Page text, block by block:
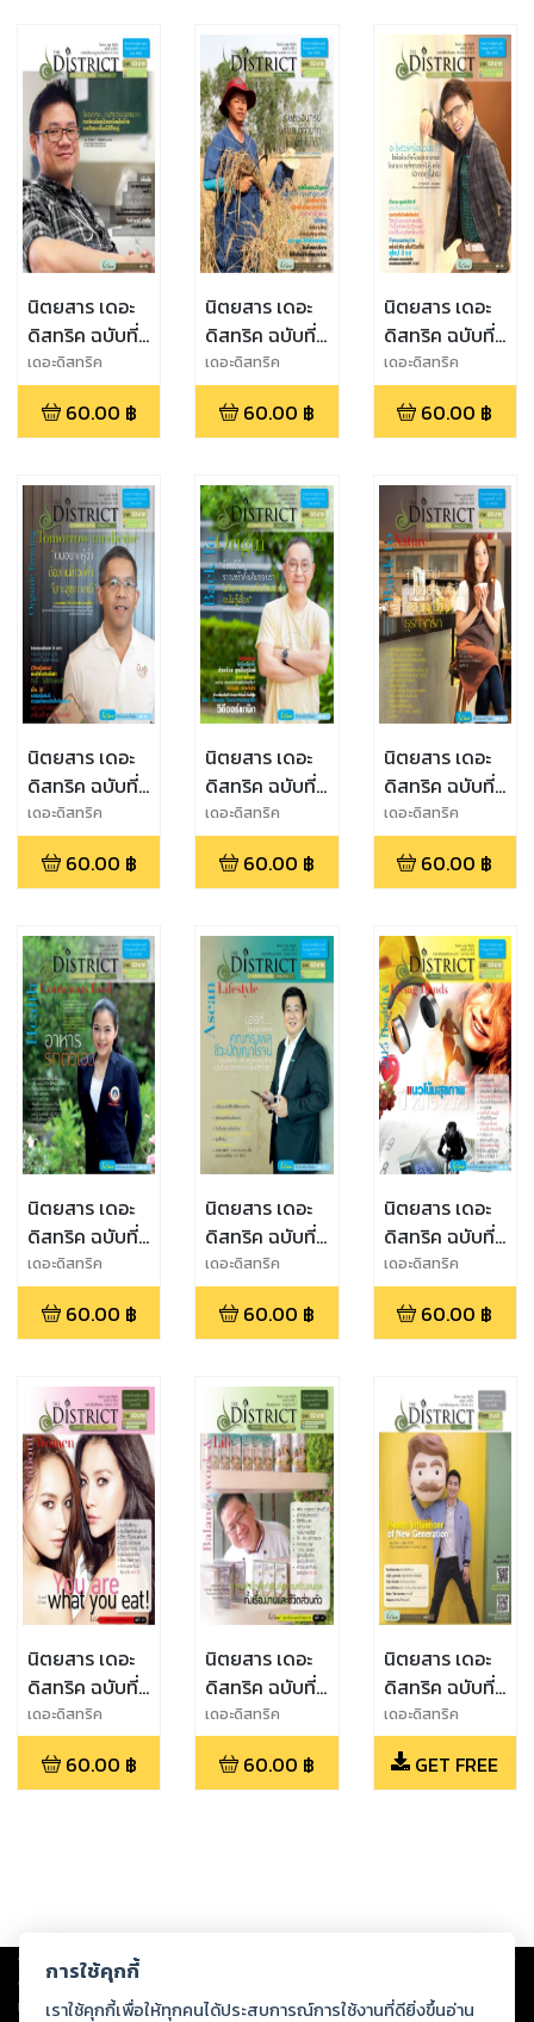
นิตยสาร เดอะ
ดิสทริค ฉบับที่
20 ปีที่ 5
เดอะดิสทริค
60.00 ฿
นิตยสาร เดอะ
ดิสทริค ฉบับที่
19 ปีที่ 5
เดอะดิสทริค
60.00 ฿
นิตยสาร เดอะ
ดิสทริค ฉบับที่
18 ปีที่ 4
เดอะดิสทริค
60.00 ฿
นิตยสาร เดอะ
ดิสทริค ฉบับที่
17 ปีที่ 4
เดอะดิสทริค
60.00 ฿
นิตยสาร เดอะ
ดิสทริค ฉบับที่
16 ปีที่ 4
เดอะดิสทริค
60.00 ฿
นิตยสาร เดอะ
ดิสทริค ฉบับที่
15 ปีที่ 3
เดอะดิสทริค
60.00 ฿
นิตยสาร เดอะ
ดิสทริค ฉบับที่
14 ปีที่ 3
เดอะดิสทริค
60.00 ฿
นิตยสาร เดอะ
ดิสทริค ฉบับที่
13 ปีที่ 3
เดอะดิสทริค
60.00 ฿
นิตยสาร เดอะ
ดิสทริค ฉบับที่
12 ปีที่ 2
เดอะดิสทริค
60.00 ฿
นิตยสาร เดอะ
ดิสทริค ฉบับที่
11 ปีที่ 2
เดอะดิสทริค
60.00 ฿
นิตยสาร เดอะ
ดิสทริค ฉบับที่
10 ปีที่ 2
เดอะดิสทริค
60.00 ฿
นิตยสาร เดอะ
ดิสทริค ฉบับที่
28 ปีที่ 8
เดอะดิสทริค
GET FREE
Copyright © 2026
ต่อผลงานหรือเนื้อหาใดที่อัปโหลดผ่านเว็บไซต์และปรากฏว่าละเมิดสิทธิใน
ทรัพย์สินทางปัญญาของบุคคลอื่นหรือขัดต่อกฎหมายและศีลธรรม ดังนั้น ผู้อ่าน
การใช้คุกกี้
เราใช้คุกกี้เพื่อให้ทุกคนได้ประสบการณ์การใช้งานที่ดียิ่งขึ้นอ่าน